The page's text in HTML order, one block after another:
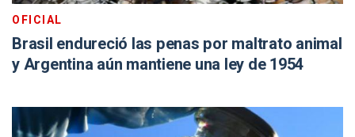
OFICIAL
Brasil endureció las penas por maltrato animal
y Argentina aún mantiene una ley de 1954